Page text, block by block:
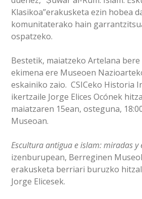
Klasikoa”erakusketa ezin hobea
komunitaterako hain
ospatzeko.
Bestetik, maiatzeko Artelana
ekimena ere Museoen
eskainiko zaio. CSICeko Historia
ikertzaile Jorge Elices Ocónek
maiatzaren 15ean, osteguna,
Museoan.
Escultura antigua e islam: miradas y
izenburupean, Berreginen
erakusketa berriari buruzko
Jorge Elicesek.